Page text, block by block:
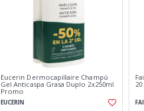
Eucerin Dermocapillaire Champú
Gel Anticaspa Grasa Duplo 2x250ml
Promo
EUCERIN
20